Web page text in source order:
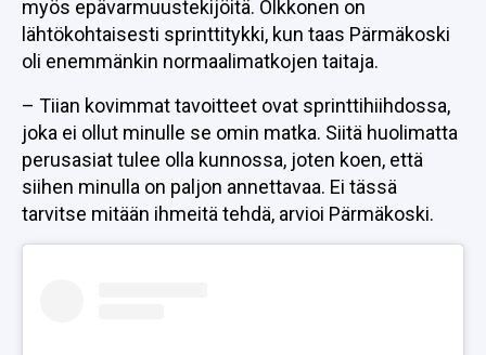
myös epävarmuustekijöitä. Olkkonen on
lähtökohtaisesti sprinttitykki, kun taas Pärmäkoski
oli enemmänkin normaalimatkojen taitaja.
– Tiian kovimmat tavoitteet ovat sprinttihiihdossa,
joka ei ollut minulle se omin matka. Siitä huolimatta
perusasiat tulee olla kunnossa, joten koen, että
siihen minulla on paljon annettavaa. Ei tässä
tarvitse mitään ihmeitä tehdä, arvioi Pärmäkoski.